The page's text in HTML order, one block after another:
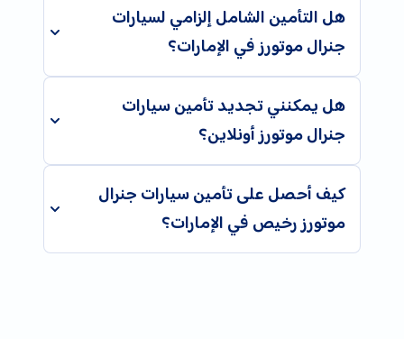
هل التأمين الشامل إلزامي لسيارات
جنرال موتورز في الإمارات؟
هل يمكنني تجديد تأمين سيارات
جنرال موتورز أونلاين؟
كيف أحصل على تأمين سيارات جنرال
موتورز رخيص في الإمارات؟